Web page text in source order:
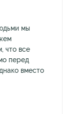
мы
что все
перед
вместо